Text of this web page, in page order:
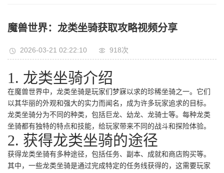
魔兽世界：龙类坐骑获取攻略视频分享
2026-03-21 02:22:10 918次
1. 龙类坐骑介绍
在魔兽世界中，龙类坐骑是玩家们梦寐以求的珍稀坐骑之一。它们
以其华丽的外观和强大的实力而闻名，成为许多玩家追求的目标。
龙类坐骑分为不同的种类，包括巨龙、幼龙、龙骑士等。每种龙类
坐骑都有独特的特点和技能，给玩家带来不同的战斗和探险体验。
2. 获得龙类坐骑的途径
获得龙类坐骑有多种途径，包括任务、副本、成就和商店购买等。
其中，一些龙类坐骑是通过完成特定的任务线获得的，这需要玩家